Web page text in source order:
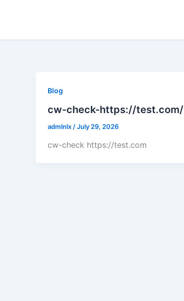
Blog
cw-check-https://test.com/
admlnlx /July 29, 2026
cw-check https://test.com